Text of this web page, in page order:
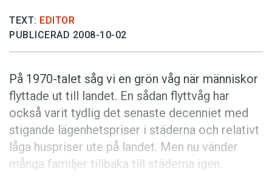
Föreslå nyord
Annonsera
Prenumerera
Läs Språktidningen digitalt
Press
TEXT: EDITOR
PUBLICERAD 2008-10-02
På 1970-talet såg vi en grön våg när människor
flyttade ut till landet. En sådan flyttvåg har
också varit tydlig det senaste decenniet med
stigande lägenhetspriser i städerna och relativt
låga huspriser ute på landet. Men nu vänder
många familjer tillbaka till städerna igen.